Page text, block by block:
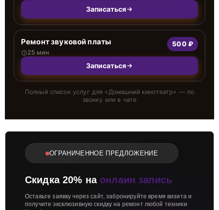
Записаться
Ремонт звуковой платы
25 мин
500 ₽
Записаться
Полный список услуг для «Домашний кинотеатр» — по
звонку или в чате
ОГРАНИЧЕННОЕ ПРЕДЛОЖЕНИЕ
Скидка 20% на онлаин запись
Оставьте заявку через сайт, забронируйте время визита и
получите эксклюзивную скидку на ремонт любой техники